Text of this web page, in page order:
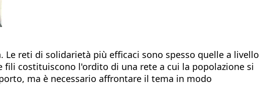
reti di solidarietà più efficaci sono spesso quelle a livello
costituiscono l'ordito di una rete a cui la popolazione si
ma è necessario affrontare il tema in modo